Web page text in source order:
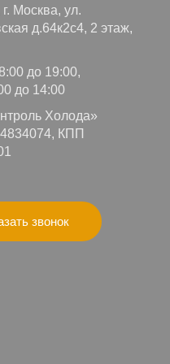
г. Москва, ул.
д.64к2с4, 2 этаж,
до 19:00,
до 14:00
Холода»
КПП
звонок